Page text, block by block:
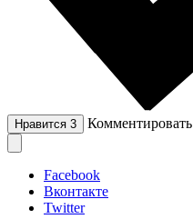
Нравится 3 Комментировать
Facebook
Вконтакте
Twitter